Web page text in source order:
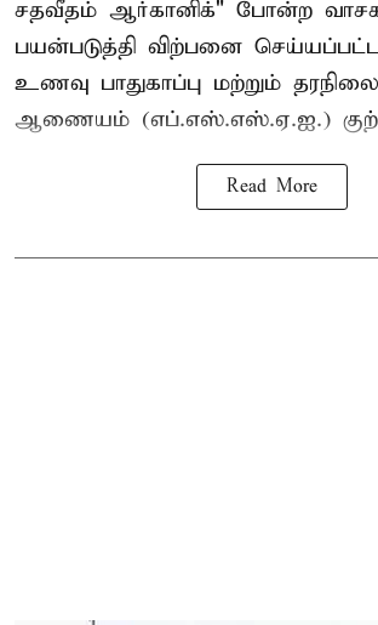
சதவீதம் ஆர்கானிக்" போன்ற
பயன்படுத்தி விற்பனை
உணவு பாதுகாப்பு மற்றும்
ஆணையம் (எப்.எஸ்.எஸ்.ஏ.ஐ.) குற்
Read More